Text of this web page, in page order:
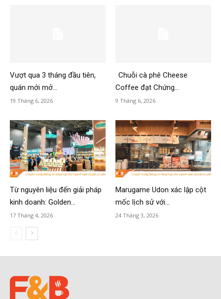
Vượt qua 3 tháng đầu tiên,
quán mới mở...
19 Tháng 6, 2026
Chuỗi cà phê Cheese
Coffee đạt Chứng...
9 Tháng 6, 2026
Từ nguyên liệu đến giải pháp
kinh doanh: Golden...
17 Tháng 4, 2026
Marugame Udon xác lập cột
mốc lịch sử với...
24 Tháng 3, 2026